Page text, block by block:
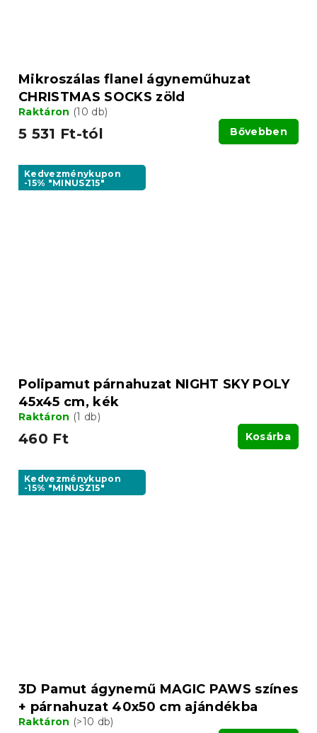
Mikroszálas flanel ágyneműhuzat
CHRISTMAS SOCKS zöld
Raktáron (10 db)
5 531 Ft-tól Bővebben
Kedvezménykupon
-15% "MINUSZ15"
Polipamut párnahuzat NIGHT SKY POLY
45x45 cm, kék
Raktáron (1 db)
460 Ft Kosárba
Kedvezménykupon
-15% "MINUSZ15"
3D Pamut ágynemű MAGIC PAWS színes
+ párnahuzat 40x50 cm ajándékba
Raktáron (>10 db)